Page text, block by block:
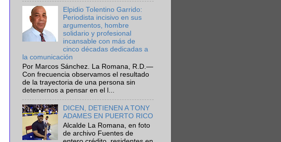
Elpidio Tolentino Garrido:
Periodista incisivo en sus
argumentos, hombre
solidario y profesional
incansable con más de
cinco décadas dedicadas a
la comunicación
Por Marcos Sánchez. La Romana, R.D.—
Con frecuencia observamos el resultado
de la trayectoria de una persona sin
detenernos a pensar en el l...
DICEN, DETIENEN A TONY
ADAMES EN PUERTO RICO
Alcalde La Romana, en foto
de archivo Fuentes de